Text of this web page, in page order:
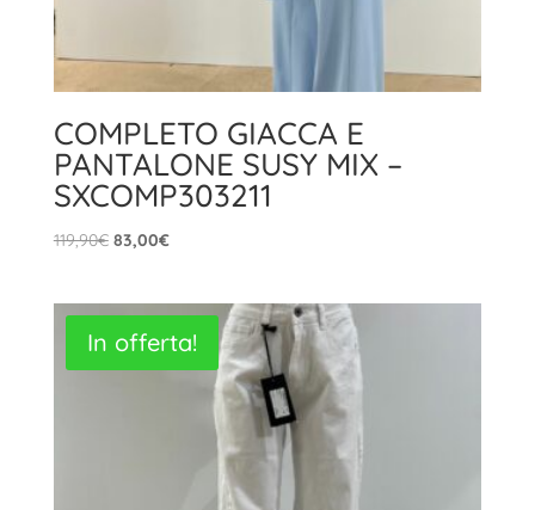
COMPLETO GIACCA E
PANTALONE SUSY MIX –
SXCOMP303211
119,90€ Il
era:
119,90€.
83,00€Il
è:
83,00€.
In offerta!